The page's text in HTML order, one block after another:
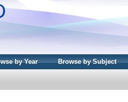
by Year Browse by Subject